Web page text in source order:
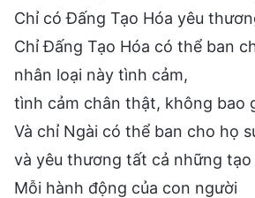
Chỉ có Đấng Tạo Hóa yêu
Chỉ Đấng Tạo Hóa có thể ban
nhân loại này tình cảm,
tình cảm chân thật, không bao
Và chỉ Ngài có thể ban cho họ
và yêu thương tất cả những tạo
Mỗi hành động của con người